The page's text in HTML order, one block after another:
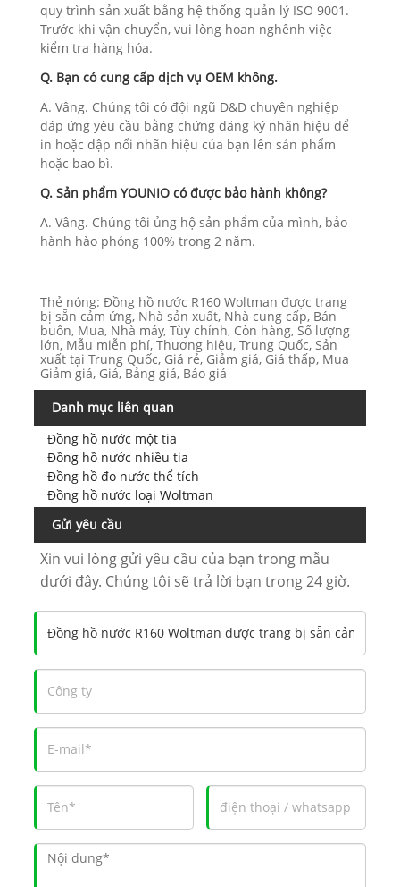
quy trình sản xuất bằng hệ thống quản lý ISO 9001.
Trước khi vận chuyển, vui lòng hoan nghênh việc
kiểm tra hàng hóa.
Q. Bạn có cung cấp dịch vụ OEM không.
A. Vâng. Chúng tôi có đội ngũ D&D chuyên nghiệp
đáp ứng yêu cầu bằng chứng đăng ký nhãn hiệu để
in hoặc dập nổi nhãn hiệu của bạn lên sản phẩm
hoặc bao bì.
Q. Sản phẩm YOUNIO có được bảo hành không?
A. Vâng. Chúng tôi ủng hộ sản phẩm của mình, bảo
hành hào phóng 100% trong 2 năm.
Thẻ nóng: Đồng hồ nước R160 Woltman được trang
bị sẵn cảm ứng, Nhà sản xuất, Nhà cung cấp, Bán
buôn, Mua, Nhà máy, Tùy chỉnh, Còn hàng, Số lượng
lớn, Mẫu miễn phí, Thương hiệu, Trung Quốc, Sản
xuất tại Trung Quốc, Giá rẻ, Giảm giá, Giá thấp, Mua
Giảm giá, Giá, Bảng giá, Báo giá
Danh mục liên quan
Đồng hồ nước một tia
Đồng hồ nước nhiều tia
Đồng hồ đo nước thể tích
Đồng hồ nước loại Woltman
Gửi yêu cầu
Xin vui lòng gửi yêu cầu của bạn trong mẫu
dưới đây. Chúng tôi sẽ trả lời bạn trong 24 giờ.